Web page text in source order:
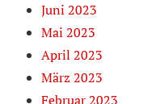
Juni 2023
Mai 2023
April 2023
März 2023
Februar 2023